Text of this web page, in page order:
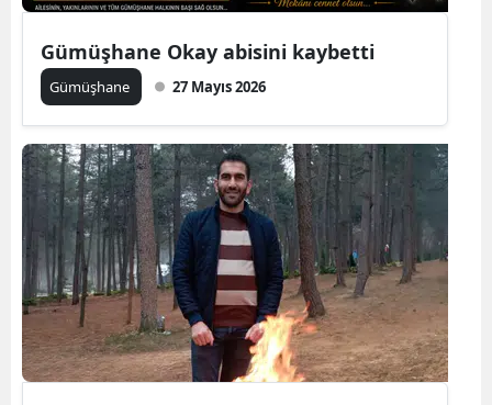
Hakkari
Isparta
Mersin
İstanbul
İzmir
Kars
Kastamonu
Gümüşhane Okay abisini kaybetti
Gümüşhane 27 Mayıs 2026